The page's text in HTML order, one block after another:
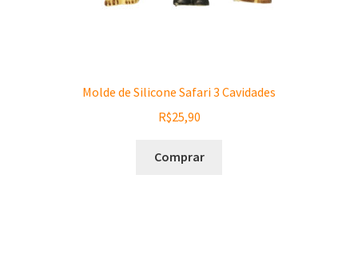
Molde de Silicone Safari 3 Cavidades
R$25,90
Comprar